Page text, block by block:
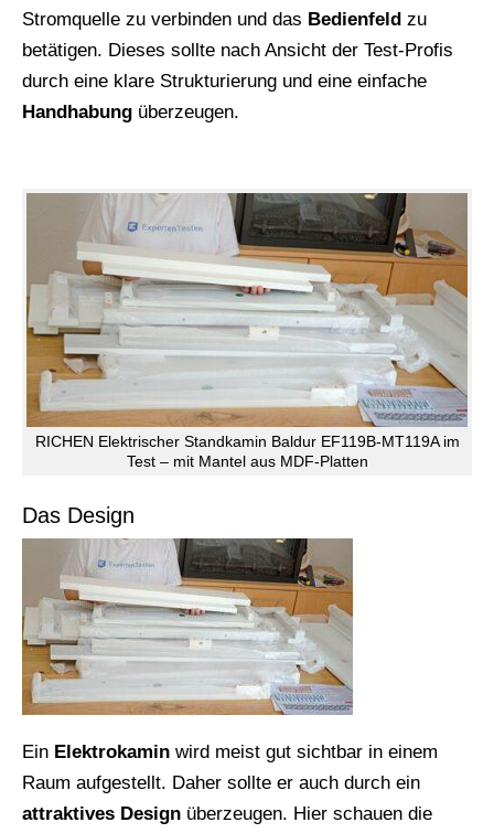
Stromquelle zu verbinden und das Bedienfeld zu
betätigen. Dieses sollte nach Ansicht der Test-Profis
durch eine klare Strukturierung und eine einfache
Handhabung überzeugen.
RICHEN Elektrischer Standkamin Baldur EF119B-MT119A im
Test – mit Mantel aus MDF-Platten
Das Design
Ein Elektrokamin wird meist gut sichtbar in einem
Raum aufgestellt. Daher sollte er auch durch ein
attraktives Design überzeugen. Hier schauen die